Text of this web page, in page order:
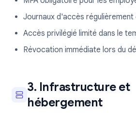
Journaux d'accès régulièrement
Accès privilégié limité dans le
Révocation immédiate lors du
3. Infrastructure et
hébergement